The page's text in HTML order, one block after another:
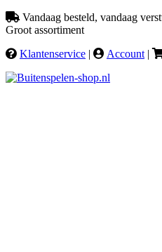
Vandaag besteld, vandaag
Groot assortiment
Klantenservice | Account |